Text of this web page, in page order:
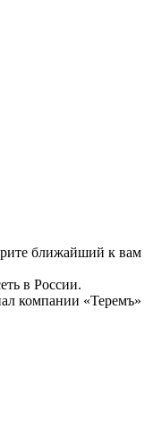
ближайший к вам
в России.
компании «Теремъ»